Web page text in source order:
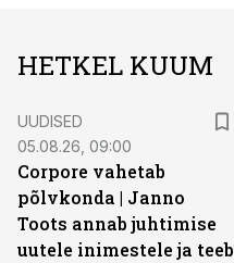
HETKEL KUUM
UUDISED
05.08.26, 09:00
Corpore vahetab
põlvkonda | Janno
Toots annab juhtimise
uutele inimestele ja teeb